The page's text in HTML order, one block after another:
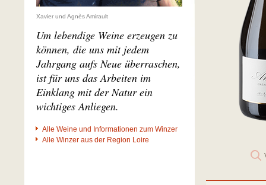
Xavier und Agnès Amirault
Um lebendige Weine erzeugen zu
können, die uns mit jedem
Jahrgang aufs Neue überraschen,
ist für uns das Arbeiten im
Einklang mit der Natur ein
wichtiges Anliegen.
Alle Weine und Informationen zum Winzer
Alle Winzer aus der Region Loire